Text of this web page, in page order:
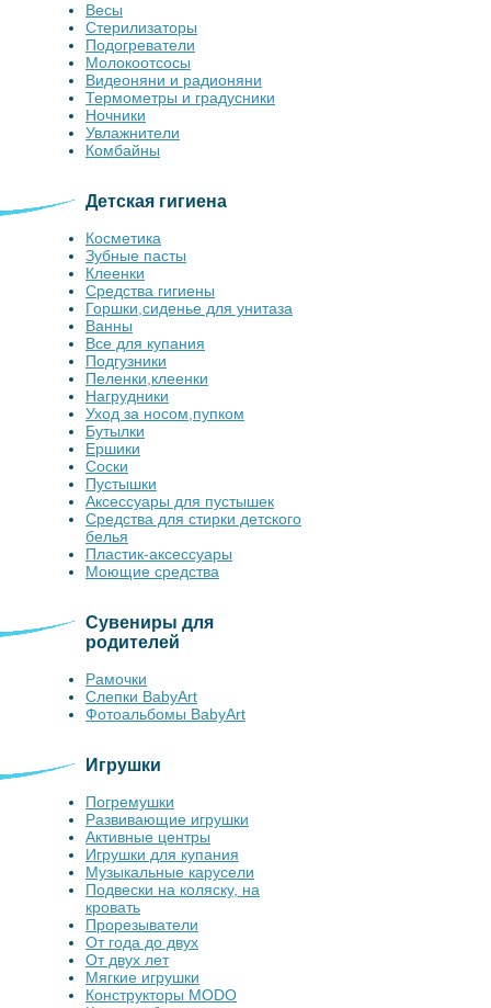
Весы
Стерилизаторы
Подогреватели
Молокоотсосы
Видеоняни и радионяни
Термометры и градусники
Ночники
Увлажнители
Комбайны
Детская гигиена
Косметика
Зубные пасты
Клеенки
Средства гигиены
Горшки,сиденье для унитаза
Ванны
Все для купания
Подгузники
Пеленки,клеенки
Нагрудники
Уход за носом,пупком
Бутылки
Ершики
Соски
Пустышки
Аксессуары для пустышек
Средства для стирки детского
белья
Пластик-аксессуары
Моющие средства
Сувениры для
родителей
Рамочки
Слепки BabyArt
Фотоальбомы BabyArt
Игрушки
Погремушки
Развивающие игрушки
Активные центры
Игрушки для купания
Музыкальные карусели
Подвески на коляску, на
кровать
Прорезыватели
От года до двух
От двух лет
Мягкие игрушки
Конструкторы MODO